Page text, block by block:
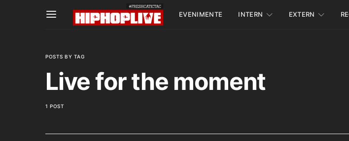
EVENIMENTE INTERN EXTERN
POSTS BY TAG
Live for the moment
1 POST